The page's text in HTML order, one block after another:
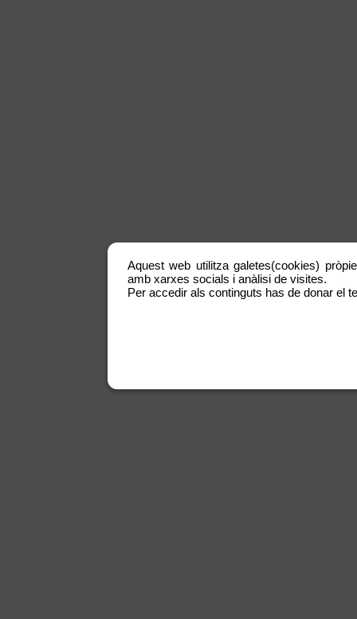
Aquest web utilitza galetes(cookies)
amb xarxes socials i anàlisi de visites.
Per accedir als continguts has de donar el